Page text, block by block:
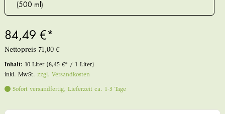
(500 ml)
84,49 €*
Nettopreis 71,00 €
Inhalt: 10 Liter (8,45 €* / 1 Liter)
inkl. MwSt. zzgl. Versandkosten
Sofort versandfertig, Lieferzeit ca. 1-3 Tage